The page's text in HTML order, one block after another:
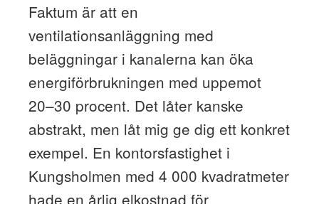
Faktum är att en
ventilationsanläggning med
beläggningar i kanalerna kan öka
energiförbrukningen med uppemot
20–30 procent. Det låter kanske
abstrakt, men låt mig ge dig ett konkret
exempel. En kontorsfastighet i
Kungsholmen med 4 000 kvadratmeter
hade en årlig elkostnad för